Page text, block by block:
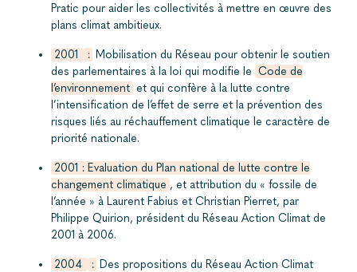
Pratic pour aider les collectivités à mettre en œuvre des
plans climat ambitieux.
2001 : Mobilisation du Réseau pour obtenir le soutien
des parlementaires à la loi qui modifie le Code de
l’environnement et qui confère à la lutte contre
l’intensification de l’effet de serre et la prévention des
risques liés au réchauffement climatique le caractère de
priorité nationale.
2001 : Evaluation du Plan national de lutte contre le
changement climatique , et attribution du « fossile de
l’année » à Laurent Fabius et Christian Pierret, par
Philippe Quirion, président du Réseau Action Climat de
2001 à 2006.
2004 : Des propositions du Réseau Action Climat